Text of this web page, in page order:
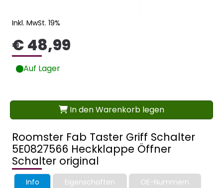
Roomster Fab Taster Griff Schalter
5E0827566 Heckklappe Öffner
Schalter original
Info Eigenschaften OE-Nummern
Inkl. MwSt. 19%
€ 48,99
Auf Lager
In den Warenkorb legen